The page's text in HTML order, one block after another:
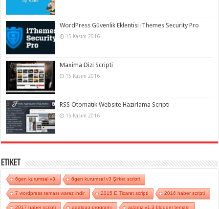
WordPress Güvenlik Eklentisi iThemes Security Pro
15 Kasım 2016
Maxima Dizi Scripti
15 Kasım 2016
RSS Otomatik Website Hazırlama Scripti
15 Kasım 2016
Etiket
6gen kurumsal v3 6gen kurumsal v3 Şirket scripti
7 wordpress teması warez indir 2015 E Ticaret scripti 2016 haber scripti
2017 haber scripti aaalogo programı adamz v1.3 blogger teması